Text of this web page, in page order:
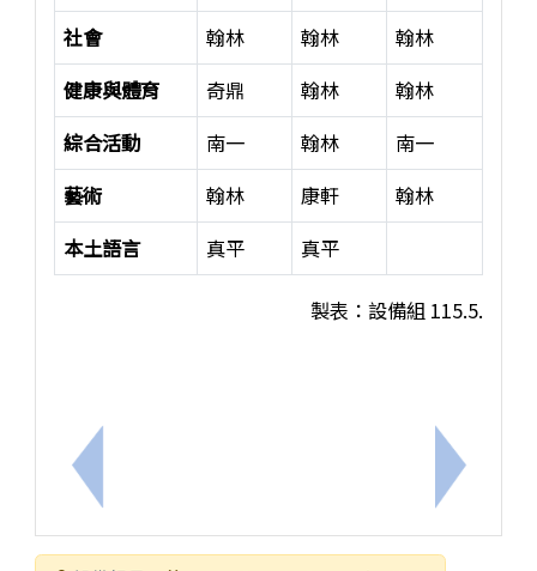
上一筆：安平國中115年三年級學生升學重要日程及
社會
翰林 翰林
翰林
健康與體育
奇鼎 翰林
翰林
綜合活動
南一 翰林
南一
藝術
翰林 康軒
翰林
本土語言
真平 真平
製表：設備組 115.5.
下一筆：